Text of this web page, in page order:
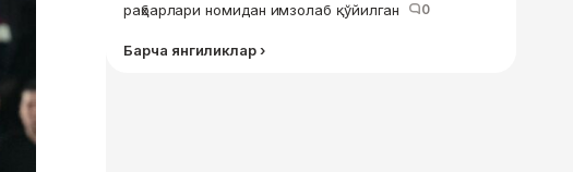
раҳбарлари номидан имзолаб қўйилган
0
Барча янгиликлар ›